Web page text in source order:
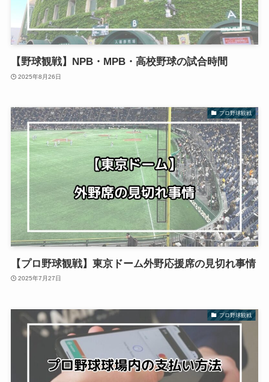
【野球観戦】NPB・MPB・高校野球の試合時間
2025年8月26日
プロ野球観戦
【プロ野球観戦】東京ドーム外野応援席の見切れ事情
2025年7月27日
プロ野球観戦